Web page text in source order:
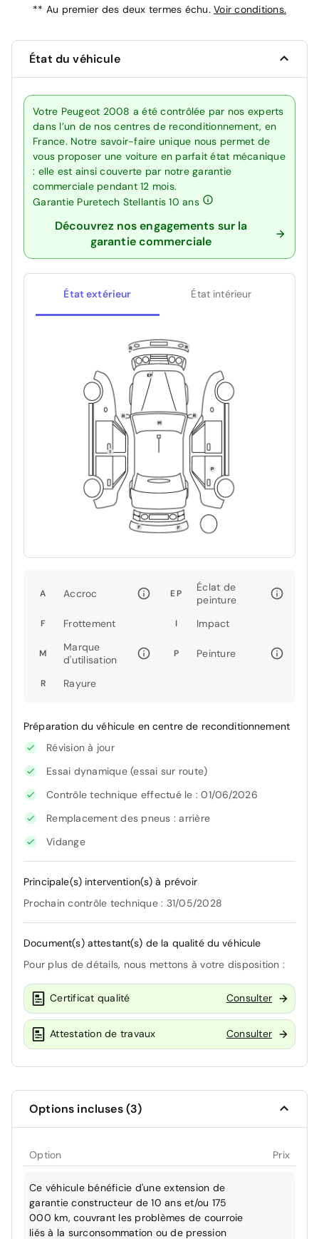
** Au premier des deux termes échu. Voir conditions.
État du véhicule
Votre Peugeot 2008 a été contrôlée par nos experts
dans l’un de nos centres de reconditionnement, en
France. Notre savoir-faire unique nous permet de
vous proposer une voiture en parfait état mécanique
: elle est ainsi couverte par notre garantie
commerciale pendant 12 mois.
Garantie Puretech Stellantis 10 ans
Découvrez nos engagements sur la
garantie commerciale
État extérieur État intérieur
A Accroc EP
Éclat de
peinture
F Frottement I Impact
M
Marque
d'utilisation
P Peinture
R Rayure
Préparation du véhicule en centre de reconditionnement
Révision à jour
Essai dynamique (essai sur route)
Contrôle technique effectué le : 01/06/2026
Remplacement des pneus : arrière
Vidange
Principale(s) intervention(s) à prévoir
Prochain contrôle technique : 31/05/2028
Document(s) attestant(s) de la qualité du véhicule
Pour plus de détails, nous mettons à votre disposition :
Certificat qualité Consulter
Attestation de travaux Consulter
Options incluses (3)
Option Prix
Ce véhicule bénéficie d'une extension de
garantie constructeur de 10 ans et/ou 175
000 km, couvrant les problèmes de courroie
liés à la surconsommation ou de pression